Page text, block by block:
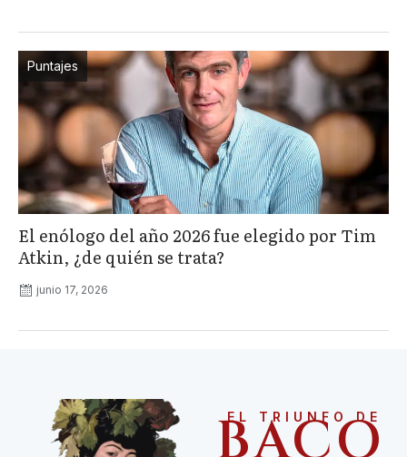
Puntajes
El enólogo del año 2026 fue elegido por Tim
Atkin, ¿de quién se trata?
junio 17, 2026
EL TRIUNFO DE
BACO